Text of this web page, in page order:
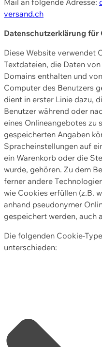
versand.ch
Datenschutzerklärung für
Diese Website verwendet
Textdateien, die Daten
Domains enthalten und
Computer des Benutzers
dient in erster Linie dazu,
Benutzer während oder
eines Onlineangebotes zu
gespeicherten Angaben
Spracheinstellungen auf
ein Warenkorb oder die
wurde, gehören. Zu dem
ferner andere
wie Cookies erfüllen (z.B.
anhand pseudonymer
gespeichert werden, auch
Die folgenden Cookie-
unterschieden: